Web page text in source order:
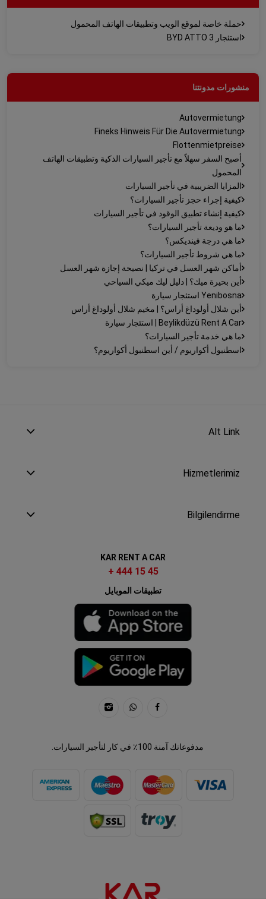
حملة خاصة لموقع الويب وتطبيقات الهاتف المحمول
استئجار BYD ATTO 3
منشورات مدونتنا
Autovermietung
Fineks Hinweis Für Die Autovermietung
Flottenmietpreise
أصبح السفر سهلاً مع تأجير السيارات الذكية وتطبيقات الهاتف
المحمول
المزايا الضريبية في تأجير السيارات
كيفية إجراء حجز تأجير السيارات؟
كيفية إنشاء تطبيق الوقود في تأجير السيارات
ما هو وديعة تأجير السيارات؟
ما هي درجة فينديكس؟
ما هي شروط تأجير السيارات؟
أماكن شهر العسل في تركيا | نصيحة إجازة شهر العسل
أين بحيرة ميك؟ | دليل ليك ميكي السياحي
Yenibosna استئجار سيارة
أين شلال أولوداغ أراس؟ | مخيم شلال أولوداغ أراس
Beylikdüzü Rent A Car | استئجار سيارة
ما هي خدمة تأجير السيارات؟
اسطنبول أكواريوم / أين اسطنبول أكواريوم؟
Alt Link
Hizmetlerimiz
Bilgilendirme
KAR RENT A CAR
+ 444 15 45
تطبيقات الموبايل
مدفوعاتك آمنة 100٪ في كار لتأجير السيارات.